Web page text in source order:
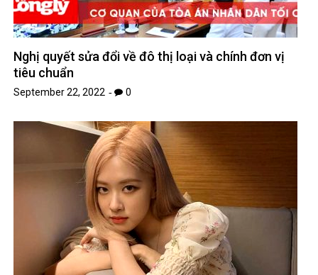
Nghị quyết sửa đổi về đô thị loại và chính đơn vị
tiêu chuẩn
September 22, 2022 0